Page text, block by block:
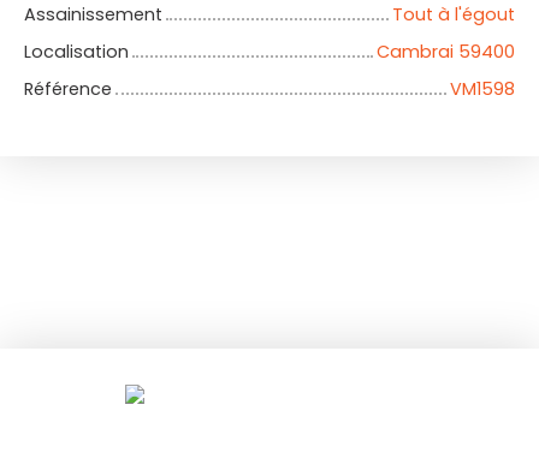
Assainissement
Tout à l'égout
Localisation
Cambrai 59400
Référence
VM1598